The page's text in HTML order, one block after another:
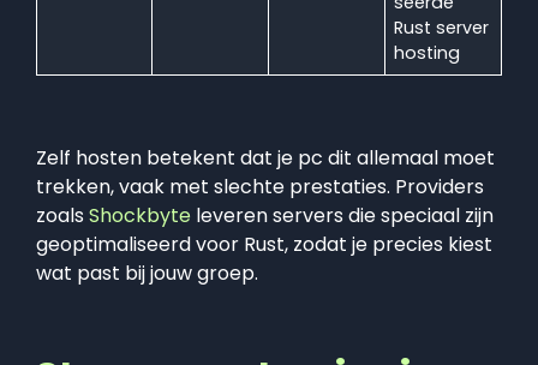
Rust server
hosting
Zelf hosten betekent dat je pc dit allemaal moet
trekken, vaak met slechte prestaties. Providers
zoals Shockbyte leveren servers die speciaal zijn
geoptimaliseerd voor Rust, zodat je precies kiest
wat past bij jouw groep.